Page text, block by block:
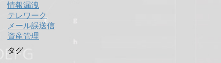
情報漏洩
テレワーク
メール誤送信
資産管理
タグ